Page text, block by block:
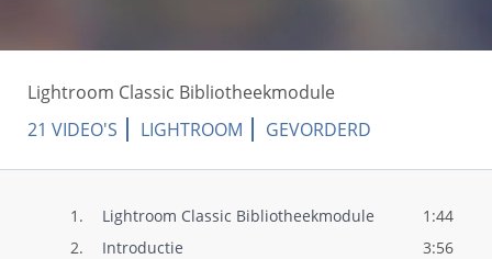
Lightroom Classic Bibliotheekmodule
21 VIDEO'S
LIGHTROOM GEVORDERD
1. Lightroom Classic Bibliotheekmodule
1:44
2.
Introductie
3:56